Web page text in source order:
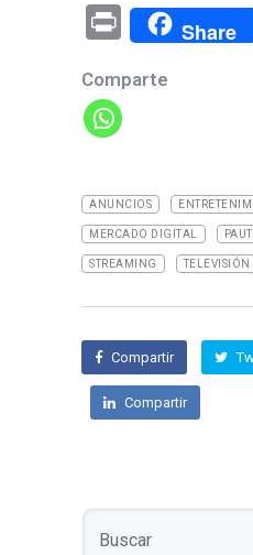
Pr
in
t
Share
Comparte
ANUNCIOS
MERCADO DIGITAL
STREAMING TELEVISIÓN
Compartir
Compartir